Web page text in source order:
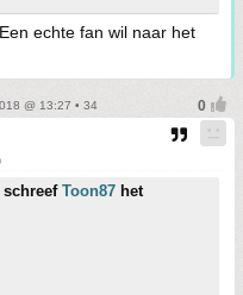
echte fan wil naar het
@ 13:27 • 34
schreef Toon87 het